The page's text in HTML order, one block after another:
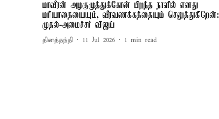
மாவீரன் அழகுமுத்துக்கோன் பிறந்த நாளில் எனது
மரியாதையையும், வீரவணக்கத்தையும் செலுத்துகிறேன்:
முதல்-அமைச்சர் விஜய்
தினத்தந்தி 11 Jul 2026 1 min read